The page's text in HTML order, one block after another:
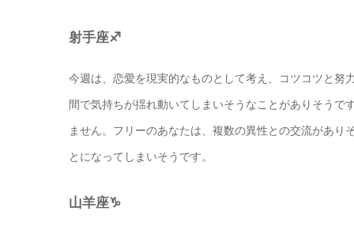
射手座♐️
今週は、恋愛を現実的なものとして考え、コツコツと努
間で気持ちが揺れ動いてしまいそうなことがありそう
ません。フリーのあなたは、複数の異性との交流があ
とになってしまいそうです。
山羊座♑️